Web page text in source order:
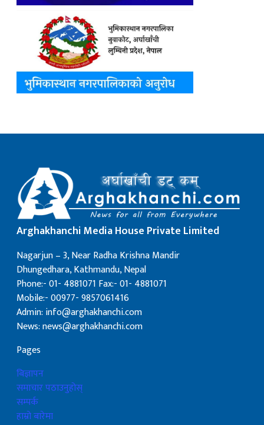
Arghakhanchi Media House Private Limited
Nagarjun – 3, Near Radha Krishna Mandir
Dhungedhara, Kathmandu, Nepal
Phone:- 01- 4881071 Fax:- 01- 4881071
Mobile:- 00977- 9857061416
Admin: info@arghakhanchi.com
News: news@arghakhanchi.com
Pages
बिज्ञापन
समाचार पठाउनुहोस्
सम्पर्क
हाम्रो बारेमा